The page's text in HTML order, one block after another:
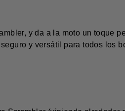
y da a la moto un toque
y versátil para todos los